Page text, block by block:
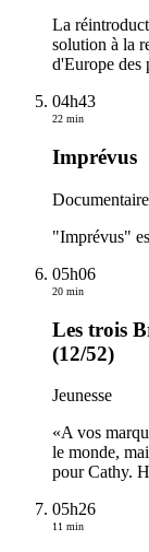
La
solution à la
d'Europe des
04h43
22 min
Imprévus
Documentaire
"Imprévus"
05h06
20 min
Les trois
(12/52)
Jeunesse
«A vos
le monde,
pour Cathy.
05h26
11 min